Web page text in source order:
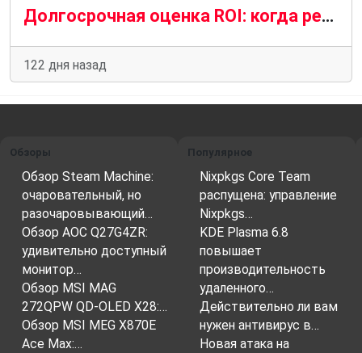
Долгосрочная оценка ROI: когда реально окупается комплексное продвижение сайта
122 дня назад
Обзоры
Обзор Steam Machine:
очаровательный, но
разочаровывающий…
Обзор AOC Q27G4ZR:
удивительно доступный
монитор…
Обзор MSI MAG
272QPW QD-OLED X28:…
Обзор MSI MEG X870E
Ace Max:…
Популярное
Nixpkgs Core Team
распущена: управление
Nixpkgs…
KDE Plasma 6.8
повышает
производительность
удаленного…
Действительно ли вам
нужен антивирус в…
Новая атака на